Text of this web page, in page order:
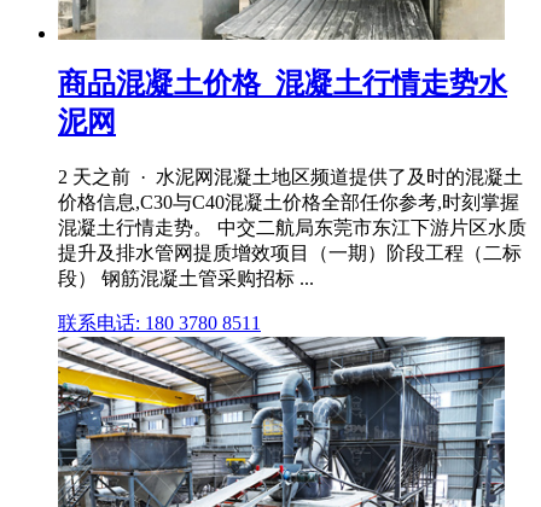
商品混凝土价格_混凝土行情走势水
泥网
2 天之前 · 水泥网混凝土地区频道提供了及时的混凝土
价格信息,C30与C40混凝土价格全部任你参考,时刻掌握
混凝土行情走势。 中交二航局东莞市东江下游片区水质
提升及排水管网提质增效项目（一期）阶段工程（二标
段） 钢筋混凝土管采购招标 ...
联系电话: 180 3780 8511